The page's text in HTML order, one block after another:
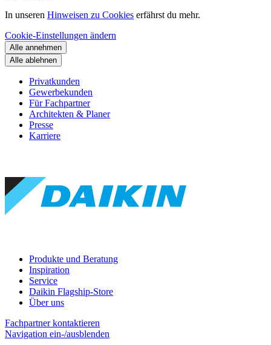
In unseren Hinweisen zu Cookies erfährst du mehr.
Cookie-Einstellungen ändern
Alle annehmen
Alle ablehnen
Privatkunden
Gewerbekunden
Für Fachpartner
Architekten & Planer
Presse
Karriere
Produkte und Beratung
Inspiration
Service
Daikin Flagship-Store
Über uns
Fachpartner kontaktieren
Navigation ein-/ausblenden